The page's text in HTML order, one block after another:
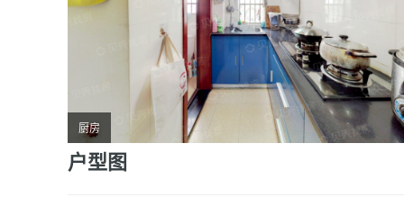
厨房
户型图